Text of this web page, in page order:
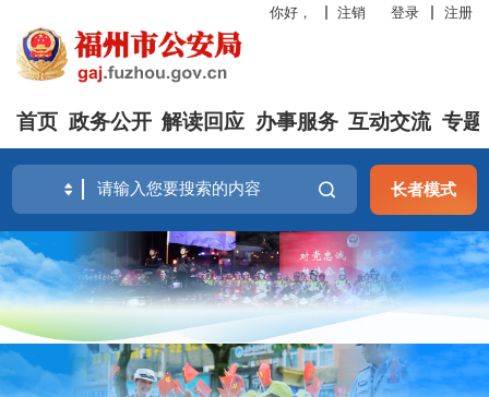
你好， 注销 登录 注册
首页 政务公开 解读回应 办事服务 互动交流 专题
长者模式